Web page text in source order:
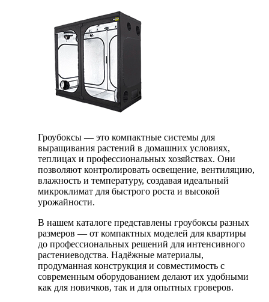
Гроубоксы — это компактные системы для
выращивания растений в домашних условиях,
теплицах и профессиональных хозяйствах. Они
позволяют контролировать освещение, вентиляцию,
влажность и температуру, создавая идеальный
микроклимат для быстрого роста и высокой
урожайности.
В нашем каталоге представлены гроубоксы разных
размеров — от компактных моделей для квартиры
до профессиональных решений для интенсивного
растениеводства. Надёжные материалы,
продуманная конструкция и совместимость с
современным оборудованием делают их удобными
как для новичков, так и для опытных гроверов.